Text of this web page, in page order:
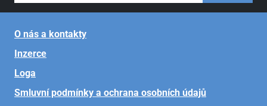
O nás a kontakty
Inzerce
Loga
Smluvní podmínky a ochrana osobních údajů